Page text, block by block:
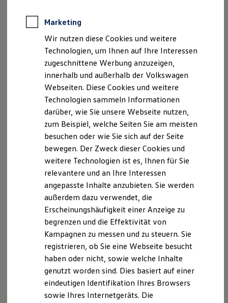
Rekuperation
Laden unterwegs
Laden Zuhause
Ladestationen finden
Ladezeitensimulator
Batterie
Sicherheit
Nachhaltigkeit
Technologie
Kosten und Kauf
Verbrauchskosten
Kaufoptionen
E-Auto-Förderung
Software und Konnektivität
Die ID. Software 6
ID. Software Versionen und Updates
Digitale Extras
Schnittstellen zu Ihrem ID.
Marke und Erlebnis
Volkswagen R und R Experience
R-Modelle
R Experience
Driving Experience
Volkswagen entdecken
Werkbesichtigung
Lifestyle Shop
T-Roc Kollektion
Marketing
Wir nutzen diese Cookies und weitere
Technologien, um Ihnen auf Ihre Interessen
zugeschnittene Werbung anzuzeigen,
innerhalb und außerhalb der Volkswagen
Webseiten. Diese Cookies und weitere
Technologien sammeln Informationen
darüber, wie Sie unsere Webseite nutzen,
zum Beispiel, welche Seiten Sie am meisten
besuchen oder wie Sie sich auf der Seite
bewegen. Der Zweck dieser Cookies und
weitere Technologien ist es, Ihnen für Sie
relevantere und an Ihre Interessen
angepasste Inhalte anzubieten. Sie werden
außerdem dazu verwendet, die
Erscheinungshäufigkeit einer Anzeige zu
begrenzen und die Effektivität von
Kampagnen zu messen und zu steuern. Sie
registrieren, ob Sie eine Webseite besucht
haben oder nicht, sowie welche Inhalte
genutzt worden sind. Dies basiert auf einer
eindeutigen Identifikation Ihres Browsers
sowie Ihres Internetgeräts. Die